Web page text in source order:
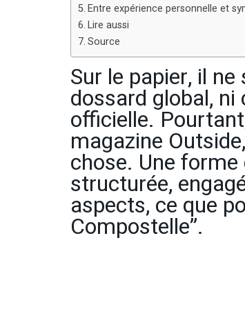
Entre expérience personnelle et
Lire aussi
Source
Sur le papier, il ne
dossard global, ni
officielle.
magazine
chose. Une forme
structurée,
aspects, ce que
Compostelle”.